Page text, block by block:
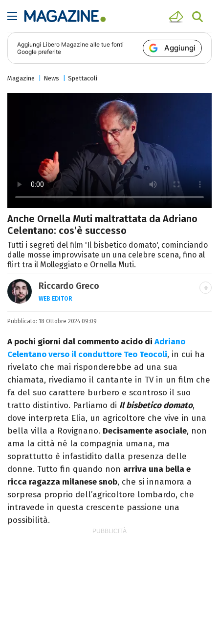
Aggiungi Libero Magazine alle tue fonti
Google preferite
Aggiungi
Magazine News Spettacoli
Anche Ornella Muti maltrattata da Adriano
Celentano: cos’è successo
Tutti i segreti del film 'Il bisbetico domato', cominciando
dalle mosse improvvisate un una celebre scena, fino al
flirt tra il Molleggiato e Ornella Muti.
Riccardo Greco
WEB EDITOR
LINKEDIN
Si avvicina all'editoria studiando all'IED
come Fashion Editor. Si specializza poi in
Comunicazione digitale, Giornalismo e
Nuovi media presso La Sapienza,
collaborando con alcune testate ed uffici
stampa.
Pubblicato: 18 Ottobre 2024 09:09
A pochi giorni dal commento acido di Adriano
Celentano verso il conduttore Teo Teocoli, in cui ha
rivelato che mai risponderebbe ad una sua
chiamata, rivediamo il cantante in TV in un film che
fa del suo carattere burbero e scontroso il suo
tratto distintivo. Parliamo di Il bisbetico domato,
dove interpreta Elia, un agricoltore che vive in una
bella villa a Rovignano. Decisamente asociale, non
ama la città né la compagnia umana, ma
soprattutto è infastidito dalla presenza delle
donne. Tutto fin quando non arriva una bella e
ricca ragazza milanese snob, che si innamora a
sorpresa proprio dell’agricoltore lombardo, che
intravede in questa crescente passione una
possibilità.